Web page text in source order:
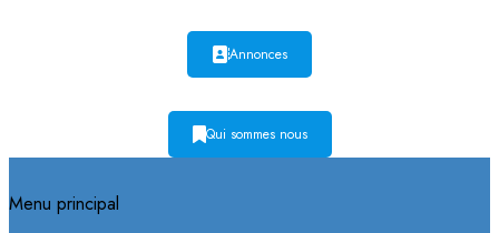
Annonces
Qui sommes nous
Menu principal